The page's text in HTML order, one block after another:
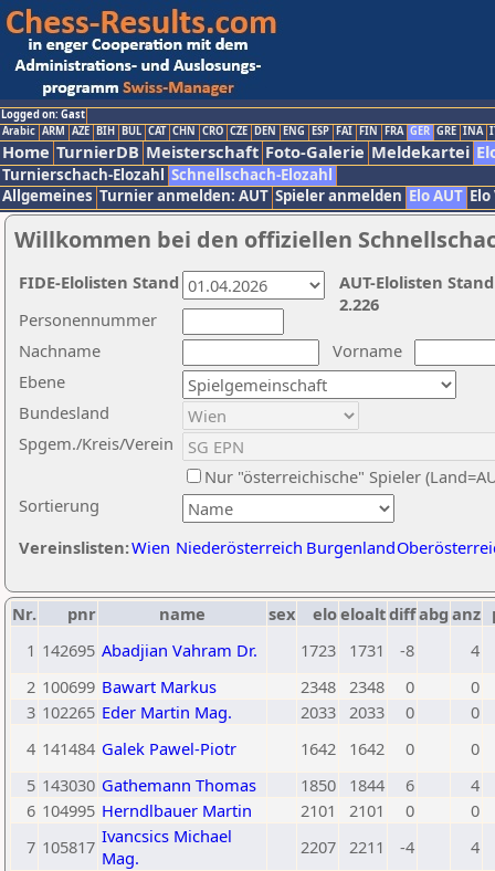
Logged on: Gast
Arabic ARM AZE BIH BUL CAT CHN CRO CZE DEN ENG ESP FAI FIN FRA GER GRE INA
Home TurnierDB Meisterschaft Foto-Galerie Meldekartei
Turnierschach-Elozahl Schnellschach-Elozahl
Allgemeines Turnier anmelden: AUT Spieler anmelden Elo AUT
Willkommen bei den offiziellen
Nachname
Vorname
Ebene
Sortierung
Personennummer
Bundesland
Spgem./Kreis/Verein
Nur "österreichische" Spieler
Vereinslisten:Wien Niederösterreich Burgenland
AUT-Elolisten
2.226
FIDE-Elolisten Stand
Nr. pnr name sex eloeloaltdiffabg anz
1 142695 Abadjian Vahram Dr. 1723 1731 -8
4
2 100699 Bawart Markus 2348 2348 0
0
3 102265 Eder Martin Mag. 2033 2033 0
0
4 141484 Galek Pawel-Piotr 1642 1642 0
0
5 143030 Gathemann Thomas 1850 1844 6
4
6 104995 Herndlbauer Martin 2101 2101 0
0
7 105817 Ivancsics Michael
Mag.
2207 2211 -4
4